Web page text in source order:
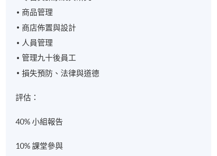
商品管理
商店佈置與設計
人員管理
管理九十後員工
損失預防、法律與道德
評估：
40% 小組報告
10% 課堂參與